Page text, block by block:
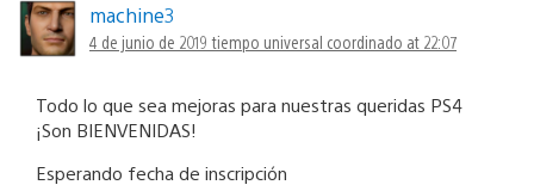
machine3
4 de junio de 2019 tiempo universal coordinado at 22:07
Todo lo que sea mejoras para nuestras queridas PS4
¡Son BIENVENIDAS!
Esperando fecha de inscripción